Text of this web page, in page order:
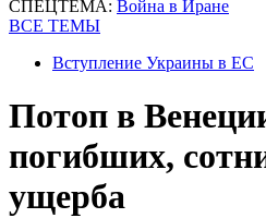
СПЕЦТЕМА: Война в Иране
ВСЕ ТЕМЫ
Вступление Украины в ЕС
Потоп в
погибших,
ущерба